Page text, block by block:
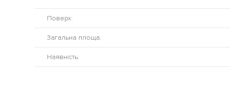
Поверх:
Загальна площа:
Наявність: